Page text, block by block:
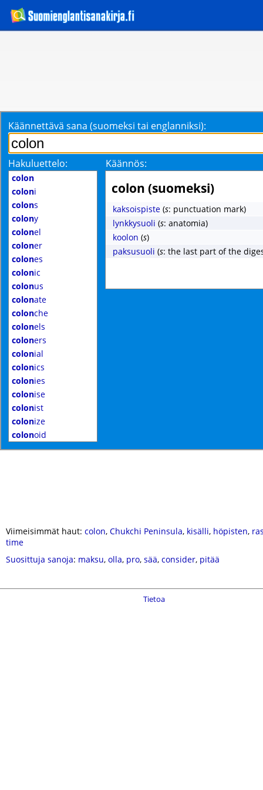
Käännettävä sana (suomeksi tai englanniksi):
Hakuluettelo: Käännös:
colon
coloni
colons
colony
colonel
coloner
colones
colonic
colonus
colonate
colonche
colonels
coloners
colonial
colonics
colonies
colonise
colonist
colonize
colonoid
colon (suomeksi)
kaksoispiste (s: punctuation mark)
lynkkysuoli (s: anatomia)
koolon (s)
paksusuoli (s: the last part of the
Viimeisimmät haut: colon, Chukchi Peninsula, kisälli, höpisten,
time
Suosittuja sanoja: maksu, olla, pro, sää, consider, pitää
Tietoa